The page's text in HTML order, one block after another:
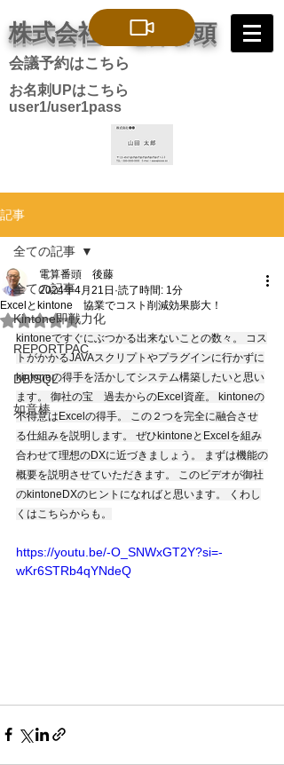
株式会社 電算番頭
会議予約はこちら
お名刺UPはこちら
user1/user1pass
記事
全ての記事
Kintone即戦力化
REPORTPAC
DB/SQL
如意棒
全ての記事
Excelとkintone 協業でコスト削減効果膨大！
電算番頭 後藤
2024年4月21日 読了時間: 1分
5つ星のうちNaNと評価されています。
kintoneですぐにぶつかる出来ないことの数々。 コス
トがかかるJAVAスクリプトやプラグインに行かずに
kintoneの得手を活かしてシステム構築したいと思い
ます。 御社の宝　過去からのExcel資産。 kintoneの
不得意はExcelの得手。 この２つを完全に融合させ
る仕組みを説明します。 ぜひkintoneとExcelを組み
合わせて理想のDXに近づきましょう。 まずは機能の
概要を説明させていただきます。 このビデオが御社
のkintoneDXのヒントになればと思います。 くわし
くはこちらからも。
https://youtu.be/-O_SNWxGT2Y?si=-
wKr6STRb4qYNdeQ